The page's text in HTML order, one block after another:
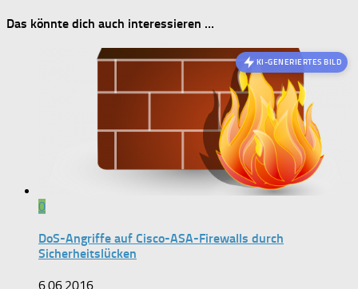
Das könnte dich auch interessieren …
KI-GENERIERTES BILD
0
DoS-Angriffe auf Cisco-ASA-Firewalls durch
Sicherheitslücken
6.06.2016